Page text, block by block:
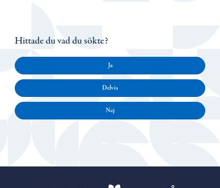
Hittade du vad du sökte?
Ja
Delvis
Nej